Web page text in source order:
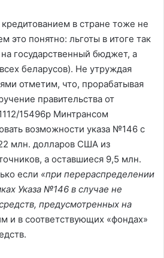
в стране тоже не
это понятно: льготы в итоге так
государственный бюджет, а
беларусов). Не утруждая
отметим, что, прорабатывая
правительства от
15496р Минтрансом
возможности указа №146 с
млн. долларов США из
а оставшиеся 9,5 млн.
если «при перераспределении
Указа №146 в случае не
предусмотренных на
и в соответствующих «фондах»